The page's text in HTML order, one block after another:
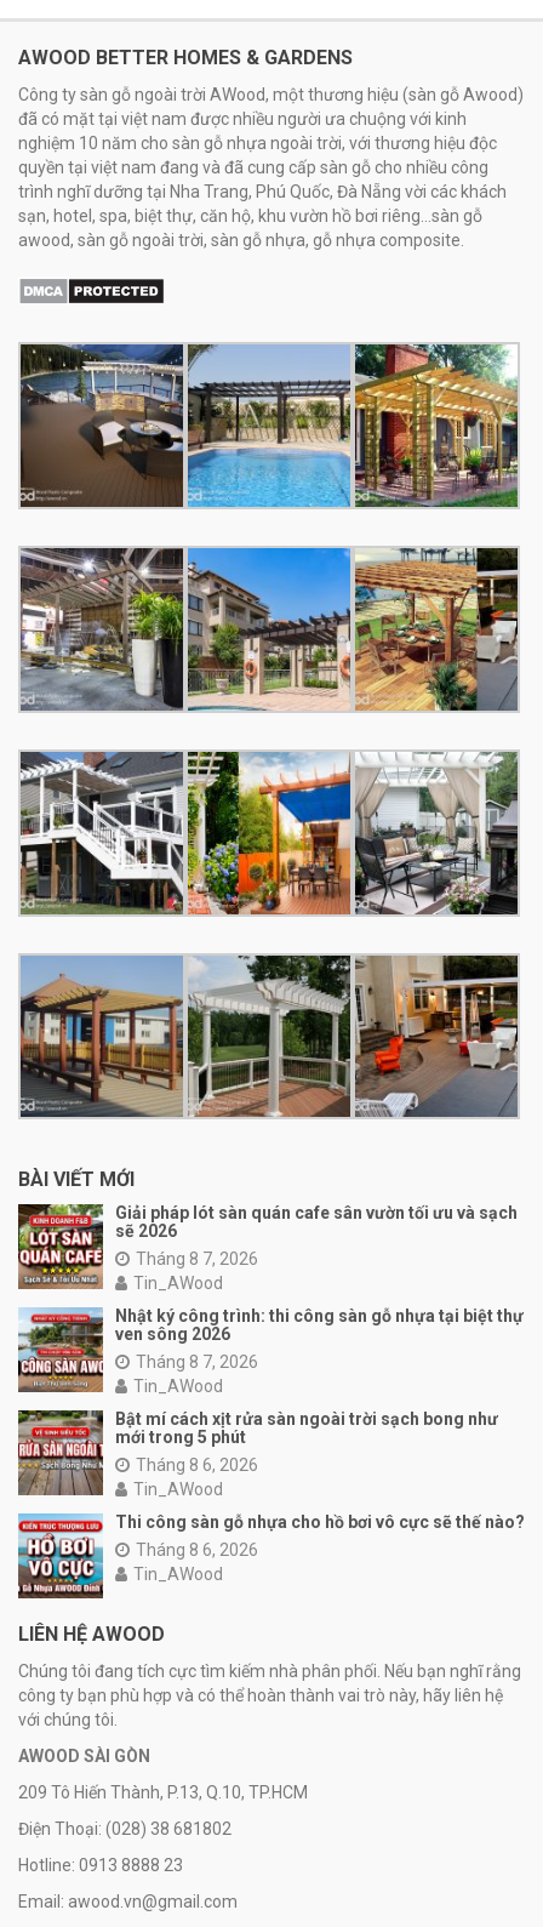
AWOOD BETTER HOMES & GARDENS
Công ty sàn gỗ ngoài trời AWood, một thương hiệu (sàn gỗ Awood)
đã có mặt tại việt nam được nhiều người ưa chuộng với kinh
nghiệm 10 năm cho sàn gỗ nhựa ngoài trời, với thương hiệu độc
quyền tại việt nam đang và đã cung cấp sàn gỗ cho nhiều công
trình nghĩ dưỡng tại Nha Trang, Phú Quốc, Đà Nẵng vời các khách
sạn, hotel, spa, biệt thự, căn hộ, khu vườn hồ bơi riêng...sàn gỗ
awood, sàn gỗ ngoài trời, sàn gỗ nhựa, gỗ nhựa composite.
BÀI VIẾT MỚI
Giải pháp lót sàn quán cafe sân vườn tối ưu và sạch
sẽ 2026
Tháng 8 7, 2026
Tin_AWood
Nhật ký công trình: thi công sàn gỗ nhựa tại biệt thự
ven sông 2026
Tháng 8 7, 2026
Tin_AWood
Bật mí cách xịt rửa sàn ngoài trời sạch bong như
mới trong 5 phút
Tháng 8 6, 2026
Tin_AWood
Thi công sàn gỗ nhựa cho hồ bơi vô cực sẽ thế nào?
Tháng 8 6, 2026
Tin_AWood
LIÊN HỆ AWOOD
Chúng tôi đang tích cực tìm kiếm nhà phân phối. Nếu bạn nghĩ rằng
công ty bạn phù hợp và có thể hoàn thành vai trò này, hãy liên hệ
với chúng tôi.
AWOOD SÀI GÒN
209 Tô Hiến Thành, P.13, Q.10, TP.HCM
Điện Thoại: (028) 38 681802
Hotline: 0913 8888 23
Email: awood.vn@gmail.com